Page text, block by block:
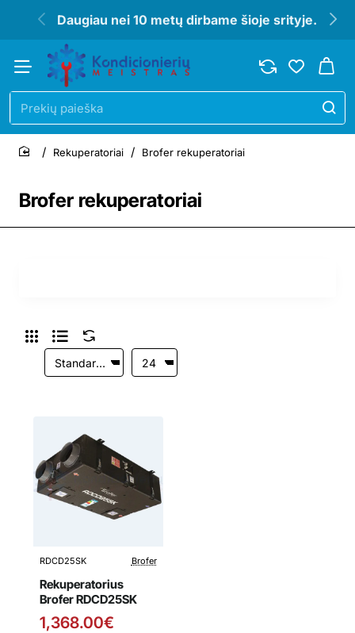
Daugiau nei 10 metų dirbame šioje srityje.
Prekių
paieška
Brofer rekuperatoriai
home
Rekuperatoriai Brofer rekuperatoriai
Išpardavimas
RDCD25SK Brofer
Rekuperatorius
Brofer RDCD25SK
1,368.00€